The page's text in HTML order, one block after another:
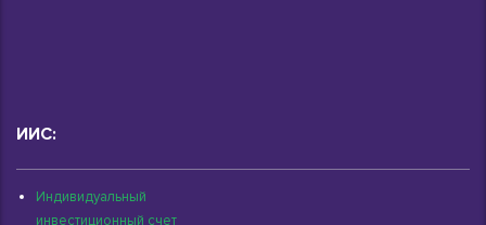
ИИС:
Индивидуальный
инвестиционный счет